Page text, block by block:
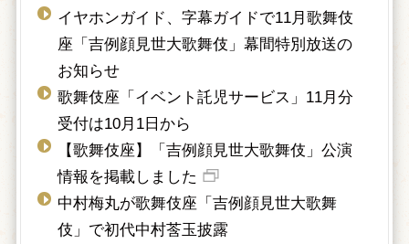
イヤホンガイド、字幕ガイドで11月歌舞伎
座「吉例顔見世大歌舞伎」幕間特別放送の
お知らせ
歌舞伎座「イベント託児サービス」11月分
受付は10月1日から
【歌舞伎座】「吉例顔見世大歌舞伎」公演
情報を掲載しました
中村梅丸が歌舞伎座「吉例顔見世大歌舞
伎」で初代中村莟玉披露